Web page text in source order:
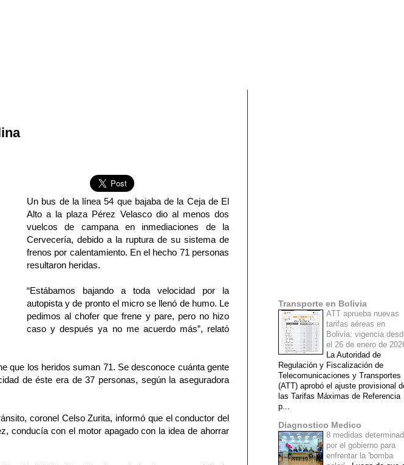
Un bus de la línea 54 que bajaba de la Ceja de El
Alto a la plaza Pérez Velasco dio al menos dos
vuelcos de campana en inmediaciones de la
Cervecería, debido a la ruptura de su sistema de
frenos por calentamiento. En el hecho 71 personas
resultaron heridas.
“Estábamos bajando a toda velocidad por la
autopista y de pronto el micro se llenó de humo. Le
pedimos al chofer que frene y pare, pero no hizo
caso y después ya no me acuerdo más”, relató
que los heridos suman 71. Se desconoce cuánta gente
de éste era de 37 personas, según la aseguradora
coronel Celso Zurita, informó que el conductor del
conducía con el motor apagado con la idea de ahorrar
Transporte en Bolivia
ATT aprueba nuevas
tarifas aéreas en
Bolivia: vigencia
el 26 de enero de
La Autoridad de
Regulación y Fiscalización de
Telecomunicaciones y Transportes
(ATT) aprobó el ajuste provisional
las Tarifas Máximas de Referencia
p...
Diagnostico Medico
8 medidas
por el gobierno para
enfrentar la 'bomba